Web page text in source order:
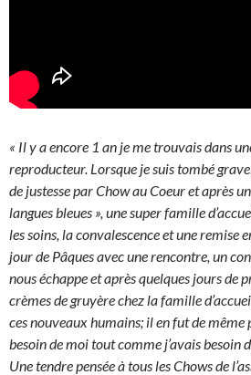
« Il y a encore 1 an je me trouvais dans
reproducteur. Lorsque je suis tombé
de justesse par Chow au Coeur et après
langues bleues », une super famille
les soins, la convalescence et une remise
jour de Pâques avec une rencontre, un
nous échappe et après quelques jours de
crèmes de gruyère chez la famille
ces nouveaux humains; il en fut de
besoin de moi tout comme j’avais besoin
Une tendre pensée à tous les Chows de